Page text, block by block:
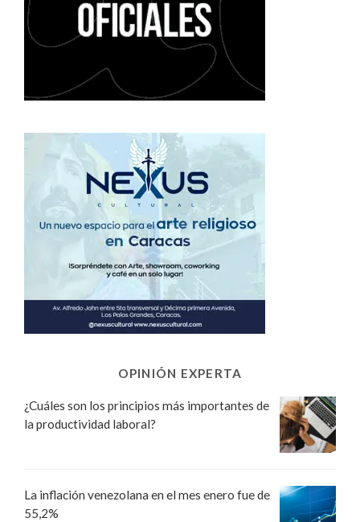
OPINIÓN EXPERTA
¿Cuáles son los principios más importantes de
la productividad laboral?
La inflación venezolana en el mes enero fue de
55,2%